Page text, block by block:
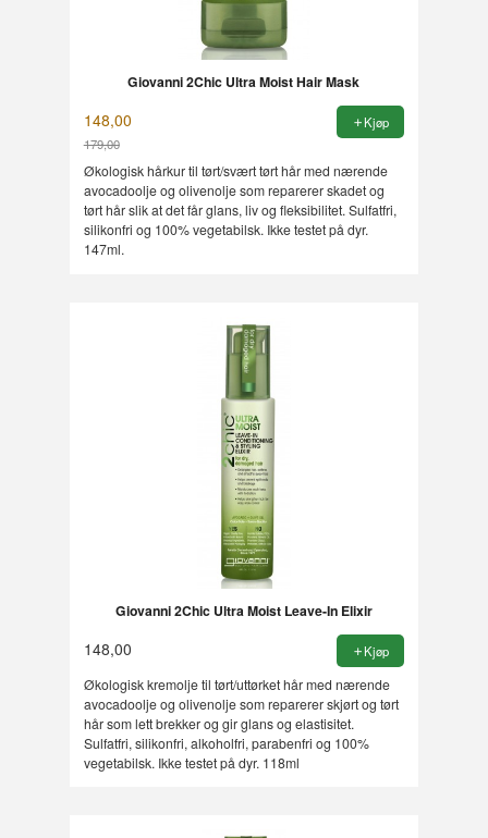
Giovanni 2Chic Ultra Moist Hair Mask
148,00
179,00
Rabatt
Kjøp
Økologisk hårkur til tørt/svært tørt hår med nærende
avocadoolje og olivenolje som reparerer skadet og
tørt hår slik at det får glans, liv og fleksibilitet. Sulfatfri,
silikonfri og 100% vegetabilsk. Ikke testet på dyr.
147ml.
Giovanni 2Chic Ultra Moist Leave-In Elixir
148,00 Kjøp
Økologisk kremolje til tørt/uttørket hår med nærende
avocadoolje og olivenolje som reparerer skjørt og tørt
hår som lett brekker og gir glans og elastisitet.
Sulfatfri, silikonfri, alkoholfri, parabenfri og 100%
vegetabilsk. Ikke testet på dyr. 118ml